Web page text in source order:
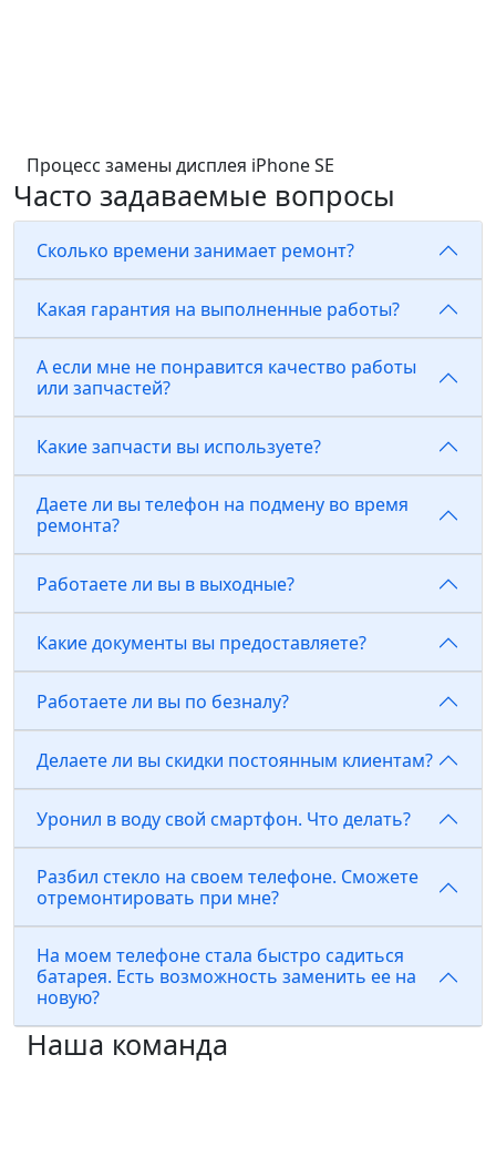
Процесс замены дисплея iPhone SE
Часто задаваемые вопросы
Сколько времени занимает ремонт?
Какая гарантия на выполненные работы?
А если мне не понравится качество работы
или запчастей?
Какие запчасти вы используете?
Даете ли вы телефон на подмену во время
ремонта?
Работаете ли вы в выходные?
Какие документы вы предоставляете?
Работаете ли вы по безналу?
Делаете ли вы скидки постоянным клиентам?
Уронил в воду свой смартфон. Что делать?
Разбил стекло на своем телефоне. Сможете
отремонтировать при мне?
На моем телефоне стала быстро садиться
батарея. Есть возможность заменить ее на
новую?
Наша команда